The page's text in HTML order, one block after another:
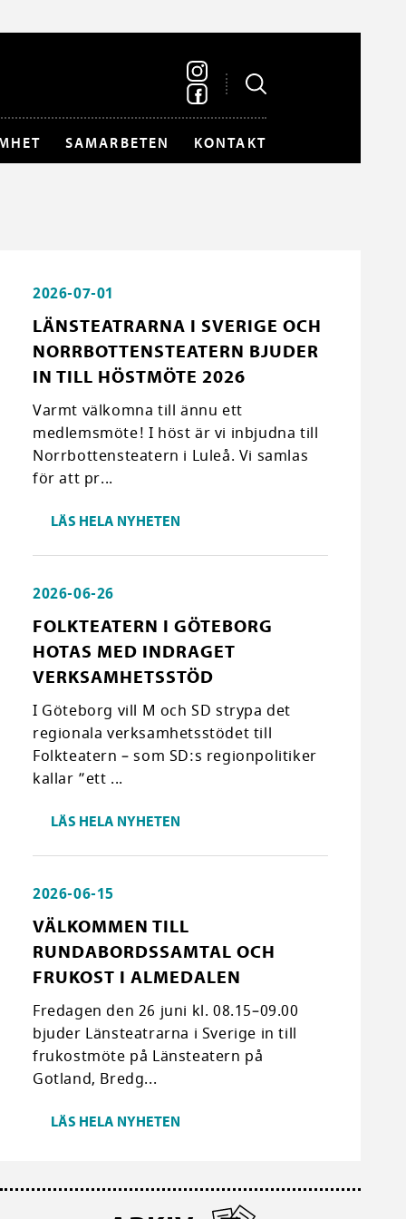
SAMARBETEN KONTAKT
2026-07-01
LÄNSTEATRARNA I SVERIGE OCH
NORRBOTTENSTEATERN BJUDER
IN TILL HÖSTMÖTE 2026
Varmt välkomna till ännu ett
medlemsmöte! I höst är vi inbjudna till
Norrbottensteatern i Luleå. Vi samlas
för att pr...
LÄS HELA NYHETEN
2026-06-26
FOLKTEATERN I GÖTEBORG
HOTAS MED INDRAGET
VERKSAMHETSSTÖD
I Göteborg vill M och SD strypa det
regionala verksamhetsstödet till
Folkteatern – som SD:s regionpolitiker
kallar ”ett ...
LÄS HELA NYHETEN
2026-06-15
VÄLKOMMEN TILL
RUNDABORDSSAMTAL OCH
FRUKOST I ALMEDALEN
Fredagen den 26 juni kl. 08.15–09.00
bjuder Länsteatrarna i Sverige in till
frukostmöte på Länsteatern på
Gotland, Bredg...
LÄS HELA NYHETEN